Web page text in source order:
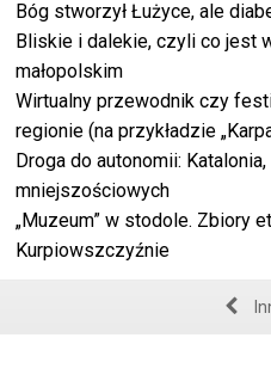
Bóg stworzył Łużyce, ale
Bliskie i dalekie, czyli co jest
małopolskim
Wirtualny przewodnik czy
regionie (na przykładzie
Droga do autonomii:
mniejszościowych
„Muzeum” w stodole. Zbiory
Kurpiowszczyźnie